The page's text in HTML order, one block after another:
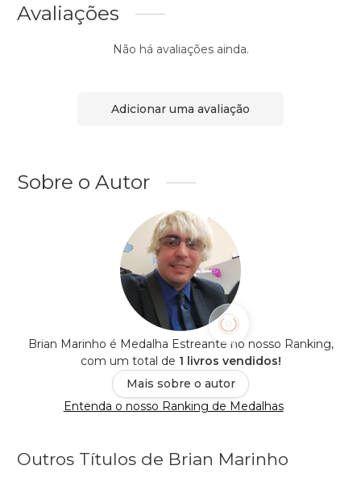
Avaliações
Não há avaliações ainda.
Adicionar uma avaliação
Sobre o Autor
Brian Marinho é Medalha Estreante no nosso Ranking,
com um total de 1 livros vendidos!
Mais sobre o autor
Entenda o nosso Ranking de Medalhas
Outros Títulos de Brian Marinho